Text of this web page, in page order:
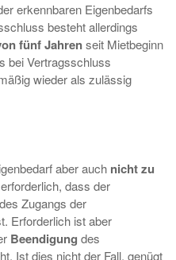
erkennbaren Eigenbedarfs
besteht allerdings
fünf Jahrenseit Mietbeginn
bei Vertragsschluss
wieder als zulässig
aber auch nichtzu
dass der
Zugangs der
Erforderlich ist aber
Beendigung des
Ist dies nicht der Fall, genügt